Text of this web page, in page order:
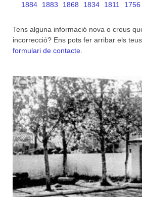
1884
1883 1868 1834 1811 1756
Tens alguna informació nova o creus
incorrecció? Ens pots fer arribar els
formulari de contacte